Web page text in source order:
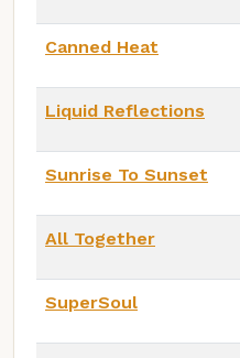
Canned Heat
Liquid Reflections
Sunrise To Sunset
All Together
SuperSoul